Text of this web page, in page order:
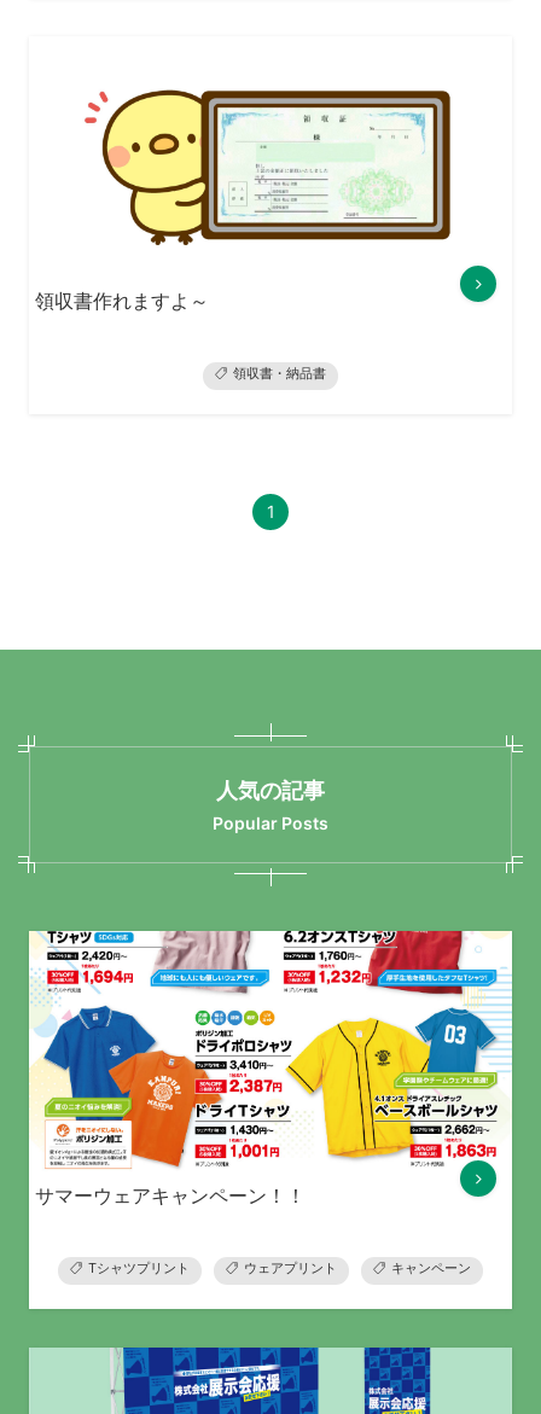
領収書作れますよ～
領収書・納品書
1
人気の記事
Popular Posts
サマーウェアキャンペーン！！
Tシャツプリント ウェアプリント キャンペーン